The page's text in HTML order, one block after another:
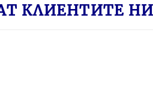
КЛИЕНТИТЕ